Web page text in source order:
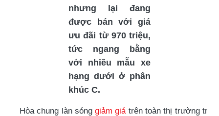
nhưng lại đang
được bán với giá
ưu đãi từ 970 triệu,
tức ngang bằng
với nhiều mẫu xe
hạng dưới ở phân
khúc C.
Hòa chung làn sónggiảm giátrên toàn thị trường